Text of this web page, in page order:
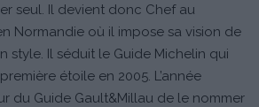
seul. Il devient donc Chef au
Normandie où il impose sa vision de
style. Il séduit le Guide Michelin qui
étoile en 2005. L’année
du Guide Gault&Millau de le nommer